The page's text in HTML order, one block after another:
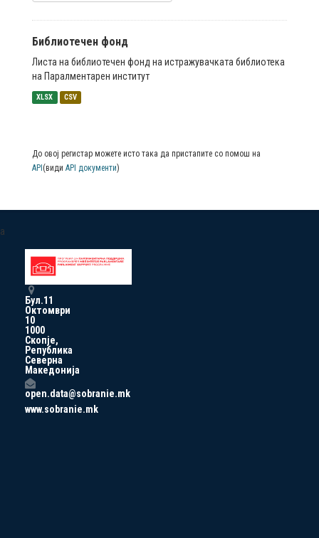
Библиотечен фонд
Листа на библиотечен фонд на истражувачката библиотека
на Паралментарен институт
XLSX CSV
До овој регистар можете исто така да пристапите со помош на
API (види API документи)
a
Бул.11
Октомври
10
1000
Скопје,
Република
Северна
Македонија
open.data@sobranie.mk
www.sobranie.mk